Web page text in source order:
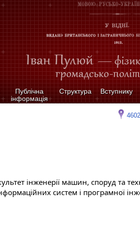
Публічна
інформація
Структура Вступнику
інженерії машин, споруд та
систем і програмної